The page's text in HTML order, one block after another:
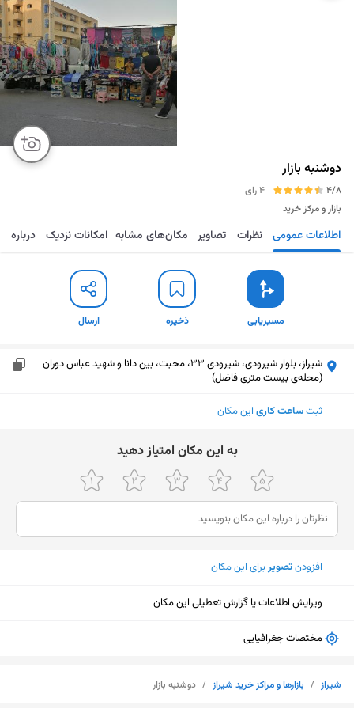
دوشنبه بازار
4/8
4 رای
بازار و مرکز خرید
مسیریابی ذخیره ارسال اطلاعات عمومی نظرات تصاویر مکان‌های مشابه امکانات نزدیک درباره
مسیریابی ذخیره ارسال
شیراز، بلوار شیرودی، شیرودی 33، محبت، بین دانا و شهید عباس دوران
(محله‌ی بیست متری فاضل)
ثبتساعت کاری این مکان
ﺑﻪ اﯾﻦ ﻣﮑﺎن اﻣﺘﯿﺎز دﻫﯿﺪ
افزودنتصویربرای این مکان
ویرایش اطلاعات یا گزارش تعطیلی این مکان
مختصات جغرافیایی
شیراز / بازارها و مراکز خرید شیراز / دوشنبه بازار